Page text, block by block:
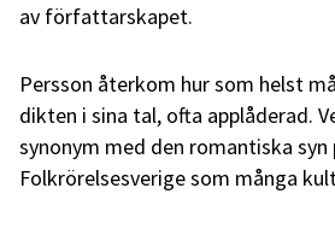
av författarskapet.
Persson återkom hur som helst
dikten i sina tal, ofta applåderad.
synonym med den romantiska syn
Folkrörelsesverige som många